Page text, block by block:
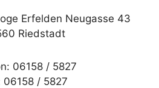
Erfelden Neugasse 43
Riedstadt
06158 / 5827
06158 / 5827